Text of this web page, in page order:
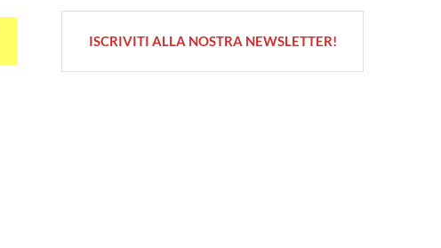
ISCRIVITI ALLA NOSTRA NEWSLETTER!